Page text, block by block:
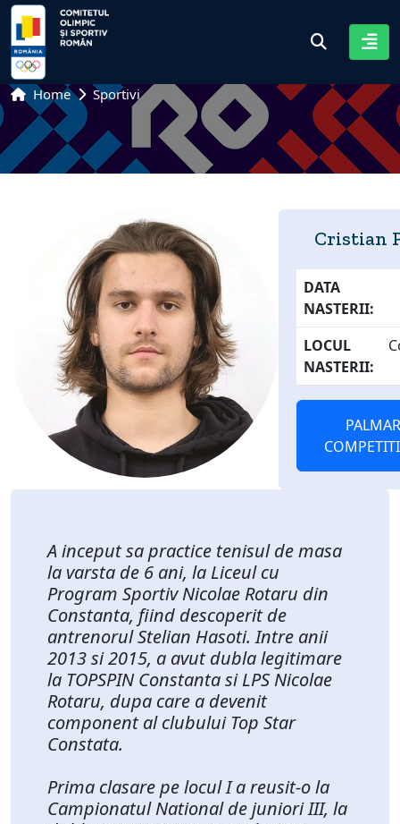
Home Sportivi
Cristian
DATA
NASTERII:
LOCUL
NASTERII:
A inceput sa practice tenisul de masa
la varsta de 6 ani, la Liceul cu
Program Sportiv Nicolae Rotaru din
Constanta, fiind descoperit de
antrenorul Stelian Hasoti. Intre anii
2013 si 2015, a avut dubla legitimare
la TOPSPIN Constanta si LPS Nicolae
Rotaru, dupa care a devenit
component al clubului Top Star
Constata.
Prima clasare pe locul I a reusit-o la
Campionatul National de juniori III, la